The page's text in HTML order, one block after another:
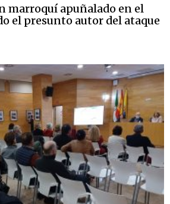
marroquí apuñalado en el
el presunto autor del ataque